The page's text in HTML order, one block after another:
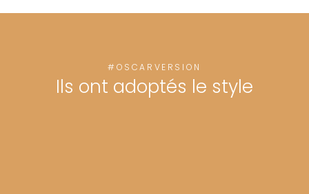
#OSCARVERSION
Ils ont adoptés le style